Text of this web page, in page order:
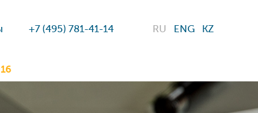
+7 (495) 781-41-14 RU ENG KZ